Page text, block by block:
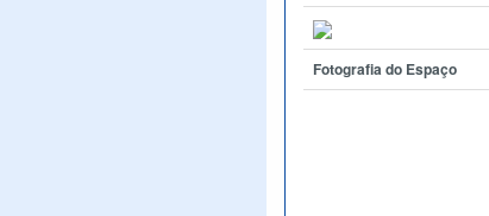
Fotografia do Espaço